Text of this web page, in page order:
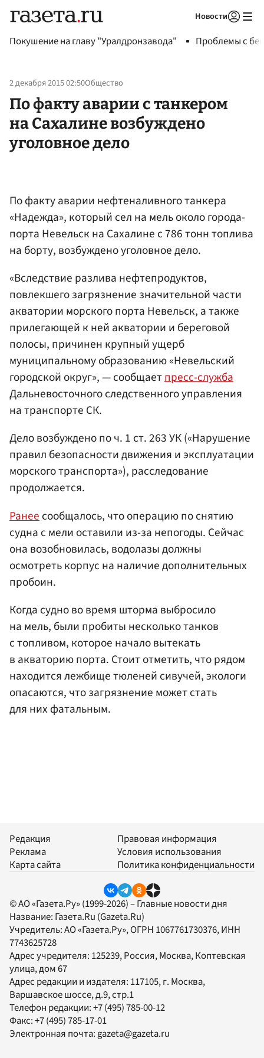
Новости
Покушение на главу "Уралдронзавода" Проблемы с
2 декабря 2015 02:50Общество
По факту аварии c танкером
на Сахалине возбуждено
уголовное дело
По факту аварии нефтеналивного танкера
«Надежда», который сел на мель около города-
порта Невельск на Сахалине с 786 тонн топлива
на борту, возбуждено уголовное дело.
«Вследствие разлива нефтепродуктов,
повлекшего загрязнение значительной части
акватории морского порта Невельск, а также
прилегающей к ней акватории и береговой
полосы, причинен крупный ущерб
муниципальному образованию «Невельский
городской округ», — сообщаетпресс-служба
Дальневосточного следственного управления
на транспорте СК.
Дело возбуждено по ч. 1 ст. 263 УК («Нарушение
правил безопасности движения и эксплуатации
морского транспорта»), расследование
продолжается.
Ранее сообщалось, что операцию по снятию
судна с мели оставили из-за непогоды. Сейчас
она возобновилась, водолазы должны
осмотреть корпус на наличие дополнительных
пробоин.
Когда судно во время шторма выбросило
на мель, были пробиты несколько танков
с топливом, которое начало вытекать
в акваторию порта. Стоит отметить, что рядом
находится лежбище тюленей сивучей, экологи
опасаются, что загрязнение может стать
для них фатальным.
Редакция
Реклама
Карта сайта
Правовая информация
Условия использования
Политика конфиденциальности
© АО «Газета.Ру» (1999-2026) – Главные новости дня
Название: Газета.Ru (Gazeta.Ru)
Учредитель:АО «Газета.Ру», ОГРН 1067761730376, ИНН
7743625728
Адрес учредителя: 125239, Россия, Москва, Коптевская
улица, дом 67
Адрес редакции и издателя: 117105, г. Москва,
Варшавское шоссе, д.9, стр.1
Телефон редакции:+7 (495) 785-00-12
Факс:+7 (495) 785-17-01
Электронная почта:gazeta@gazeta.ru